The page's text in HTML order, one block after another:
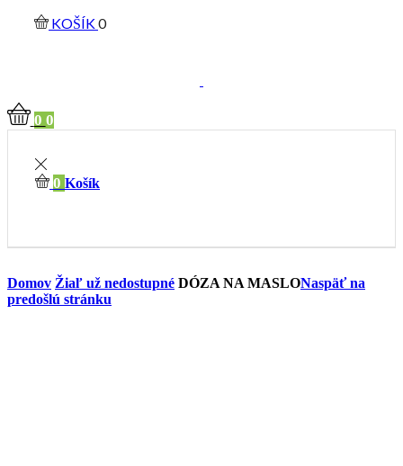
KOŠÍK0
0 0
0 Košík
Domov Žiaľ už nedostupné DÓZA NA MASLONaspäť na
predošlú stránku